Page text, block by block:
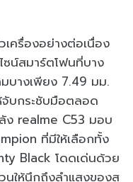
ครื่องอย่างต่อเนื่อง
น์สมาร์ตโฟนที่บาง
บางเพียง 7.49 มม.
บกระชับมือตลอด
ง realme C53 มอบ
ที่มีให้เลือกทั้ง
Black โดดเด่นด้วย
นให้นึกถึงลำแสงของส